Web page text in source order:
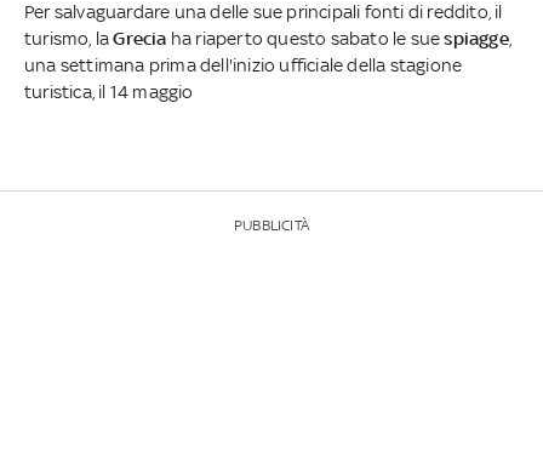
Per salvaguardare una delle sue principali fonti di reddito, il
turismo, laGrecia ha riaperto questo sabato le suespiagge,
una settimana prima dell'inizio ufficiale della stagione
turistica, il 14 maggio
PUBBLICITÀ